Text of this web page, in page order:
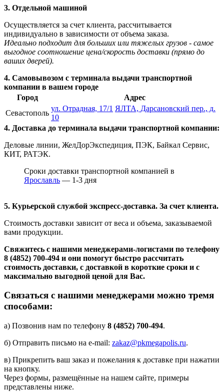
3. Отдельной машиной
Осуществляется за счет клиента, рассчитывается
индивидуально в зависимости от объема заказа.
Идеально подходит для больших или тяжелых грузов - самое
выгодное соотношение цена/скорость доставки (прямо до
ваших дверей).
4. Самовывозом с терминала выдачи транспортной
компании в вашем городе
Город
Адрес
Севастополь
ул. Отрадная, 17/1 ЯЛТА, Дарсановский пер., д.
10
4. Доставка до терминала выдачи транспортной компании:
Деловые линии, ЖелДорЭкспедиция, ПЭК, Байкал Сервис,
КИТ, РАТЭК.
Сроки доставки транспортной компанией в
Ярославль — 1-3 дня
5. Курьерской службой экспресс-доставка. За счет клиента.
Стоимость доставки зависит от веса и объема, заказываемой
вами продукции.
Свяжитесь с нашими менеджерами-логистами по телефону
8 (4852) 700-494 и они помогут быстро рассчитать
стоимость доставки, с доставкой в короткие сроки и с
максимально выгодной ценой для Вас.
Связаться с нашими менеджерами можно тремя
способами:
а) Позвонив нам по телефону 8 (4852) 700-494.
б) Отправить письмо на e-mail: zakaz@pkmegapolis.ru.
в) Прикрепить ваш заказ и пожелания к доставке при нажатии
на кнопку.
Через формы, размещённые на нашем сайте, примеры
представлены ниже.